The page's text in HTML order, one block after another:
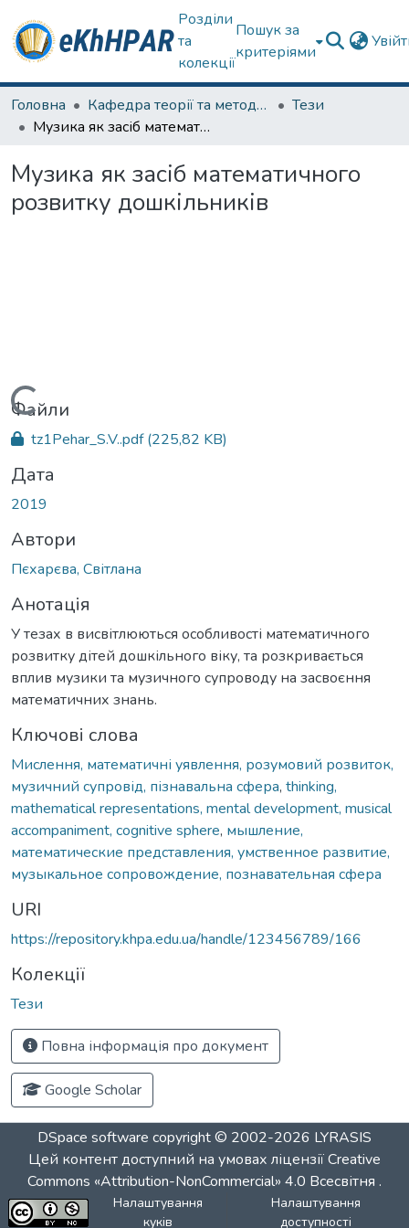
Розділи
та
колекції
Пошук за
критеріями
Головна Кафедра теорії та методик дошкільної освіти
Тези
Музика як засіб математичного розвитку дошкільників
Музика як засіб математичного
розвитку дошкільників
Вантажиться...
Файли
tz1Pehar_S.V..pdf(225,82 KB)
Дата
2019
Автори
Пєхарєва, Світлана
Анотація
У тезах в висвітлюються особливості математичного
розвитку дітей дошкільного віку, та розкривається
вплив музики та музичного супроводу на засвоєння
математичних знань.
Ключові слова
Мислення, математичні уявлення, розумовий розвиток,
музичний супровід, пізнавальна сфера, thinking,
mathematical representations, mental development, musical
accompaniment, cognitive sphere, мышление,
математические представления, умственное развитие,
музыкальное сопровождение, познавательная сфера
URI
https://repository.khpa.edu.ua/handle/123456789/166
Колекції
Тези
Повна інформація про документ
Google Scholar
DSpace software copyright © 2002-2026 LYRASIS
Цей контент доступний на умовах ліцензіїCreative
Commons «Attribution-NonCommercial» 4.0 Всесвітня .
Налаштування
куків
Налаштування
доступності